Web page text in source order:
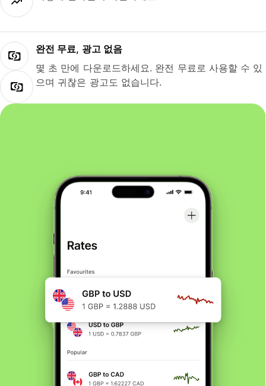
완전 무료, 광고 없음
몇 초 만에 다운로드하세요. 완전 무료로 사용할 수 있
으며 귀찮은 광고도 없습니다.